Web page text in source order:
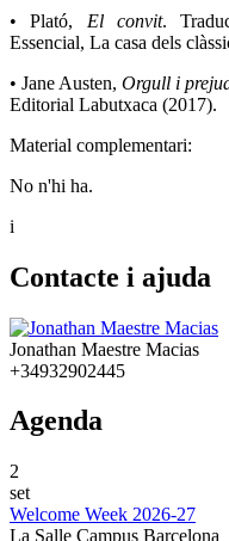
• Plató, El convit.
Essencial, La casa dels
• Jane Austen, Orgull i
Editorial Labutxaca (2017).
Material complementari:
No n'hi ha.
i
Contacte i ajuda
Jonathan Maestre Macias
+34932902445
Agenda
2
set
Welcome Week 2026-27
La Salle Campus Barcelona